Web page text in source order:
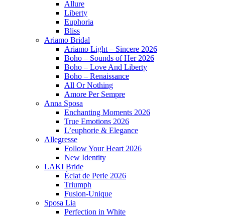
Allure
Liberty
Euphoria
Bliss
Ariamo Bridal
Ariamo Light – Sincere 2026
Boho – Sounds of Her 2026
Boho – Love And Liberty
Boho – Renaissance
All Or Nothing
Amore Per Sempre
Anna Sposa
Enchanting Moments 2026
True Emotions 2026
L’euphorie & Elegance
Allegresse
Follow Your Heart 2026
New Identity
LAKI Bride
Èclat de Perle 2026
Triumph
Fusion-Unique
Sposa Lia
Perfection in White